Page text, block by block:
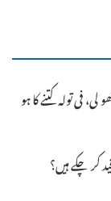
فی تولہ کتنے کا ہو
کر چکے ہیں؟